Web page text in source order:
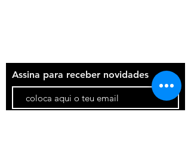
Assina para receber novidades